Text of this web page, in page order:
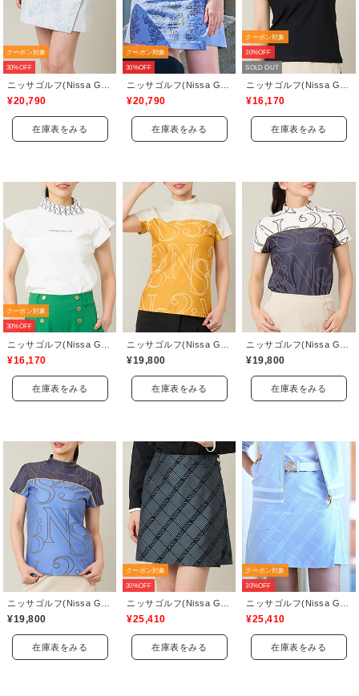
クーポン対象
30%OFF
ニッサゴルフ(Nissa Golf)
¥20,790
在庫表をみる
クーポン対象
30%OFF
ニッサゴルフ(Nissa Golf)
¥20,790
在庫表をみる
クーポン対象
30%OFF
SOLD OUT
ニッサゴルフ(Nissa Golf)
¥16,170
在庫表をみる
クーポン対象
30%OFF
¥16,170
在庫表をみる
¥19,800
在庫表をみる
¥19,800
在庫表をみる
¥19,800
在庫表をみる
クーポン対象
30%OFF
¥25,410
在庫表をみる
クーポン対象
30%OFF
¥25,410
在庫表をみる